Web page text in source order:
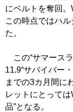
にベルトを奪回。
この時点ではハ
た。
この“サマース
11.9“サバイバー
までの3カ月間に
レットにとって
品”となる。